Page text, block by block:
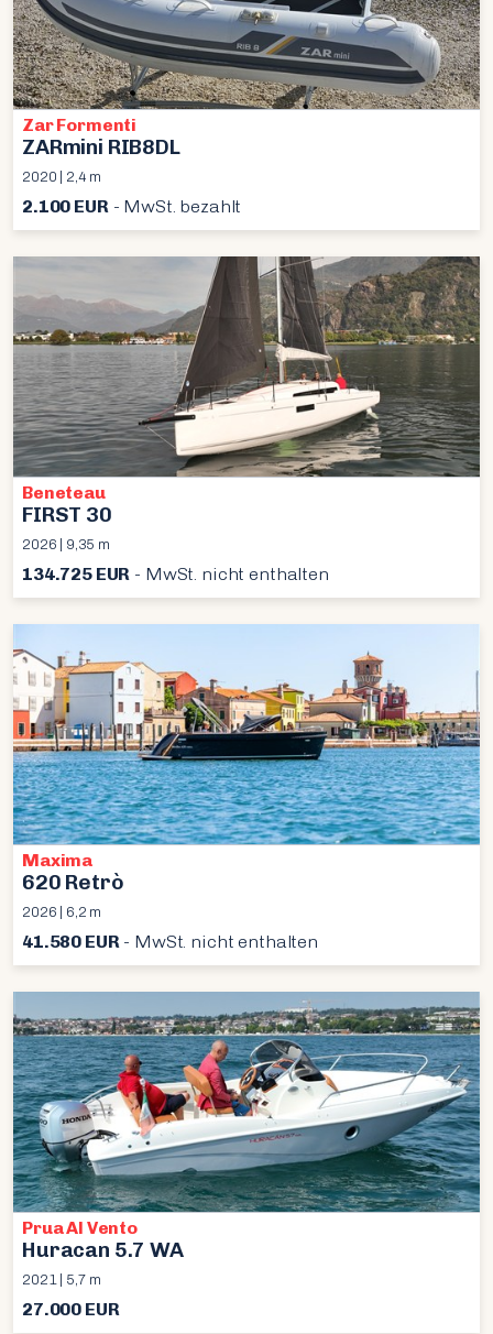
Zar Formenti
ZARmini RIB8DL
2020 | 2,4 m
2.100 EUR- MwSt. bezahlt
Beneteau
FIRST 30
2026 | 9,35 m
134.725 EUR - MwSt. nicht enthalten
Maxima
620 Retrò
2026 | 6,2 m
41.580 EUR- MwSt. nicht enthalten
Prua Al Vento
Huracan 5.7 WA
2021 | 5,7 m
27.000 EUR